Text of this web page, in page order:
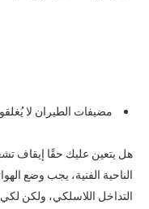
مضيفات الطيران لا
هل يتعين عليك حقًا إيقاف
الناحية الفنية، يجب وضع
التداخل اللاسلكي، ولكن